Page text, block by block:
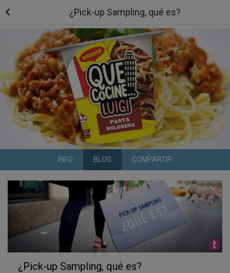
¿Pick-up Sampling, qué es?
INFO BLOG COMPARTIR
¿Pick-up Sampling, qué es?